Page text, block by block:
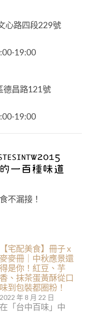
心路四段229號
19:00
德昌路121號
19:00
不漏接！
【宅配美食】冊子 x
麥麥冊｜中秋應景還
得是你！紅豆、芋
香、抹茶蛋黃酥從口
味到包裝都圈粉！
2022 年 8 月 22 日
在「台中百味」中